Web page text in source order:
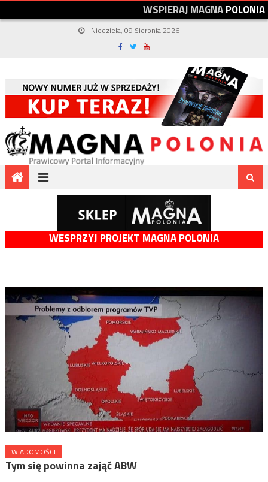
WSPIERAJMAGNAPOLONIA
Niedziela, 09 Sierpnia 2026
WESPRZYJ PROJEKT MAGNA POLONIA
WIADOMOŚCI
Tym się powinna zająć ABW